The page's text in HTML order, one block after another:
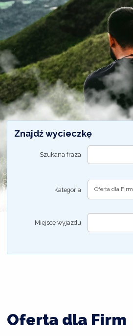
Znajdź wycieczkę
Szukana fraza
Kategoria Oferta dla Firm
Miejsce wyjazdu
Oferta dla Firm